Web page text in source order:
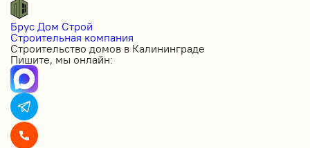
Брус Дом Строй
Строительная компания
Строительство домов в Калининграде
Пишите, мы онлайн: